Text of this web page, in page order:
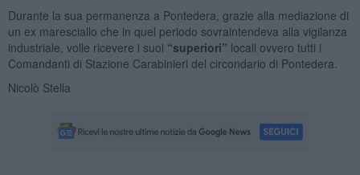
Durante la sua permanenza a Pontedera, grazie alla mediazione di
un ex maresciallo che in quel periodo sovraintendeva alla vigilanza
industriale, volle ricevere i suoi “superiori” locali ovvero tutti i
Comandanti di Stazione Carabinieri del circondario di Pontedera.
Nicolò Stella